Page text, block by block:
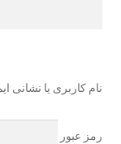
نام کاربری یا نشانی
رمز عبور